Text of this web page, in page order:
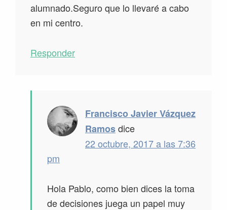
alumnado.Seguro que lo llevaré a cabo
en mi centro.
Responder
Francisco Javier Vázquez
Ramosdice
22 octubre, 2017 a las 7:36
pm
Hola Pablo, como bien dices la toma
de decisiones juega un papel muy